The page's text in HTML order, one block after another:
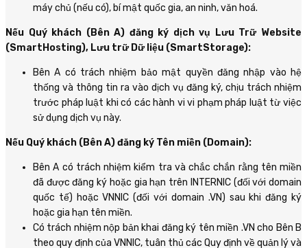
máy chủ (nếu có), bí mật quốc gia, an ninh, văn hoá.
Nếu Quý khách (Bên A) đăng ký dịch vụ Lưu Trữ Website
(SmartHosting), Lưu trữ Dữ liệu (SmartStorage):
Bên A có trách nhiệm bảo mật quyền đăng nhập vào hệ
thống và thông tin ra vào dịch vụ đăng ký, chịu trách nhiệm
trước pháp luật khi có các hành vi vi phạm pháp luật từ việc
sử dụng dịch vụ này.
Nếu Quý khách (Bên A) đăng ký Tên miền (Domain):
Bên A có trách nhiệm kiểm tra và chắc chắn rằng tên miền
đã được đăng ký hoặc gia hạn trên INTERNIC (đối với domain
quốc tế) hoặc VNNIC (đối với domain .VN) sau khi đăng ký
hoặc gia hạn tên miền.
Có trách nhiệm nộp bản khai đăng ký tên miền .VN cho Bên B
theo quy định của VNNIC, tuân thủ các Quy định về quản lý và